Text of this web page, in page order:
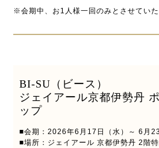
※会期中、お1人様一回のみとさせていた
BI-SU（ビース）
ジェイアール京都伊勢丹
ップ
■会期：2026年6月17日（水）～ 6月23
■場所：ジェイアール 京都伊勢丹 2階